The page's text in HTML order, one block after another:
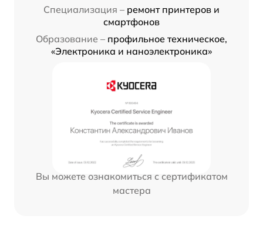
Специализация – ремонт принтеров и
смартфонов
Образование – профильное техническое,
«Электроника и наноэлектроника»
Вы можете ознакомиться с сертификатом
мастера